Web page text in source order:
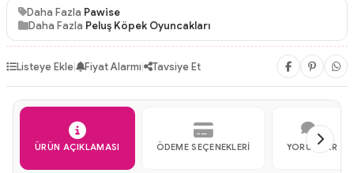
Daha Fazla Pawise
Daha Fazla Peluş Köpek Oyuncakları
Listeye Ekle| Fiyat Alarmı| Tavsiye Et
ÜRÜN AÇIKLAMASI ÖDEME SEÇENEKLERI YORUMLAR